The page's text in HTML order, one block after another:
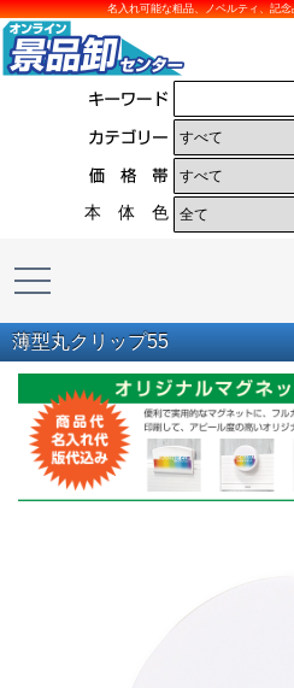
名入れ可能な粗品、ノベルティ、記
本 体 色
薄型丸クリップ55